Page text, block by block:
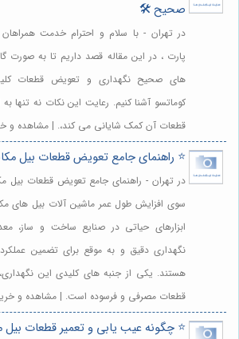
صحیح 🛠️
در تهران - با سلام و احترام خدمت همراهان
پارت ، در این مقاله قصد داریم تا به صورت
های صحیح نگهداری و تعویض قطعات
کوماتسو آشنا کنیم. رعایت این نکات نه تنها
قطعات آن کمک شایانی می کند،. | مشاهده و
⭐️ راهنمای جامع تعویض قطعات بیل
در تهران - راهنمای جامع تعویض قطعات بیل
سوی افزایش طول عمر ماشین آلات بیل های
ابزارهای حیاتی در صنایع ساخت و ساز،
نگهداری دقیق و به موقع برای تضمین
هستند. یکی از جنبه های کلیدی این
قطعات مصرفی و فرسوده است. | مشاهده و
⭐️ چگونه عیب یابی و تعمیر قطعات بیل